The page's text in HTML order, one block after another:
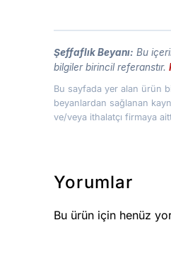
Şeffaflık Beyanı: Bu
bilgiler birincil referanstır.
Bu sayfada yer alan ürün
beyanlardan sağlanan
ve/veya ithalatçı firmaya
Yorumlar
Bu ürün için henüz